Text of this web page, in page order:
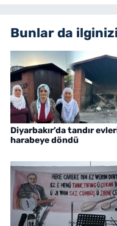
Bunlar da
Diyarbakır’da tandır
harabeye döndü